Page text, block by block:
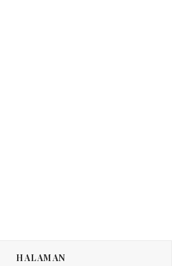
HALAMAN